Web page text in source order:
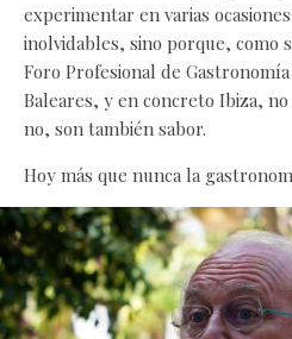
experimentar en varias
inolvidables, sino porque, como
Foro Profesional de
Baleares, y en concreto Ibiza,
no, son también sabor.
Hoy más que nunca la